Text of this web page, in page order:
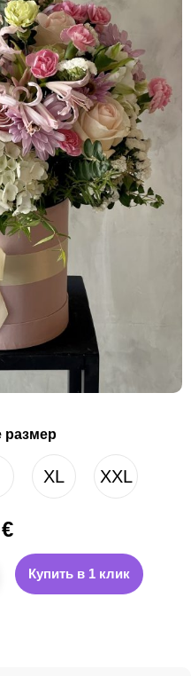
размер
XL XXL
€
Купить в 1 клик